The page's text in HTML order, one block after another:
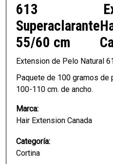
613
Superaclarante
55/60 cm
Extension de Pelo Natural
Paquete de 100 gramos de
100-110 cm. de ancho.
Marca:
Hair Extension Canada
Categoría:
Cortina